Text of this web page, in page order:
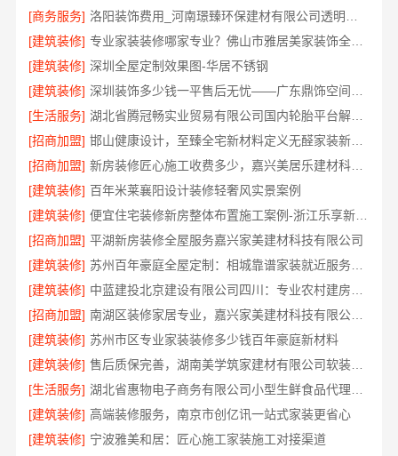
[商务服务]
[建筑装修]
专业家装装修哪家专业？佛山市雅居美家装饰全流程标准化管控
[建筑装修] 深圳全屋定制效果图-华居不锈钢
[建筑装修]
[生活服务]
湖北省腾冠畅实业贸易有限公司国内轮胎平台解决方案
[招商加盟]
邯山健康设计，至臻全宅新材料定义无醛家装新标准
[招商加盟]
新房装修匠心施工收费多少，嘉兴美居乐建材科技有限公司
[建筑装修] 百年米莱襄阳设计装修轻奢风实景案例
[建筑装修]
便宜住宅装修新房整体布置施工案例-浙江乐享新材料有限公司
[招商加盟] 平湖新房装修全屋服务嘉兴家美建材科技有限公司
[建筑装修]
苏州百年豪庭全屋定制：相城靠谱家装就近服务，拎包入住省心
[建筑装修]
[招商加盟]
南湖区装修家居专业，嘉兴家美建材科技有限公司值得信赖
[建筑装修] 苏州市区专业家装装修多少钱百年豪庭新材料
[建筑装修]
售后质保完善，湖南美学筑家建材有限公司软装配套
[生活服务]
[建筑装修] 高端装修服务，南京市创亿讯一站式家装更省心
[建筑装修] 宁波雅美和居：匠心施工家装施工对接渠道